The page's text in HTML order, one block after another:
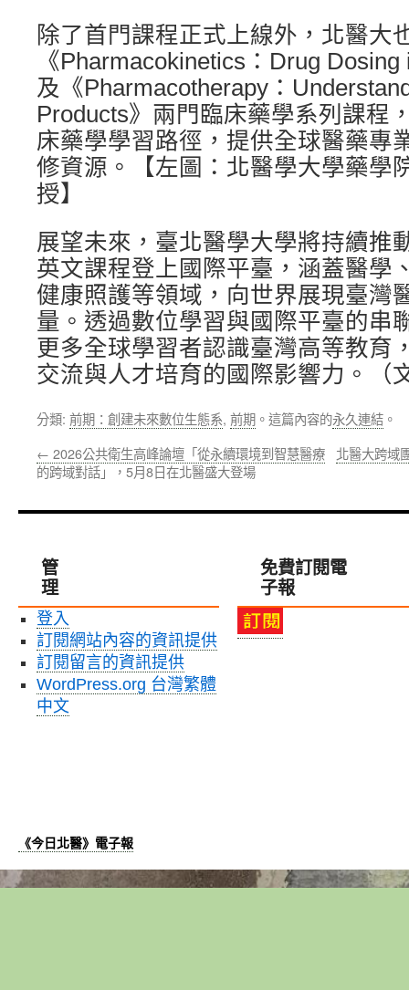
除了首門課程正式上線外，北醫大
《Pharmacokinetics：Drug
及《Pharmacotherapy：
Products》兩門臨床藥學系列課程
床藥學學習路徑，提供全球醫藥專
修資源。【左圖：北醫學大學藥學
授】
展望未來，臺北醫學大學將持續推
英文課程登上國際平臺，涵蓋醫學
健康照護等領域，向世界展現臺灣
量。透過數位學習與國際平臺的串
更多全球學習者認識臺灣高等教育
交流與人才培育的國際影響力。（
分類: 前期：創建未來數位生態系, 前期 。這篇內容的永久連結 。
← 2026公共衛生高峰論壇「從永續環境到智慧醫療
的跨域對話」，5月8日在北醫盛大登場
北醫大跨域
管
理
登入
訂閱網站內容的資訊提供
訂閱留言的資訊提供
WordPress.org 台灣繁體
中文
免費訂閱電
子報
《今日北醫》電子報